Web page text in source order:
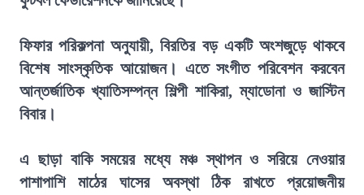
ফিফার পরিকল্পনা অনুযায়ী, বিরতির বড় একটি অংশজুড়ে থাকবে
বিশেষ সাংস্কৃতিক আয়োজন। এতে সংগীত পরিবেশন করবেন
আন্তর্জাতিক খ্যাতিসম্পন্ন শিল্পী শাকিরা, ম্যাডোনা ও জাস্টিন
বিবার।
এ ছাড়া বাকি সময়ের মধ্যে মঞ্চ স্থাপন ও সরিয়ে নেওয়ার
পাশাপাশি মাঠের ঘাসের অবস্থা ঠিক রাখতে প্রয়োজনীয়